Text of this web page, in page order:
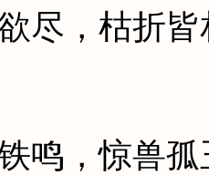
，枯折皆
，惊兽孤